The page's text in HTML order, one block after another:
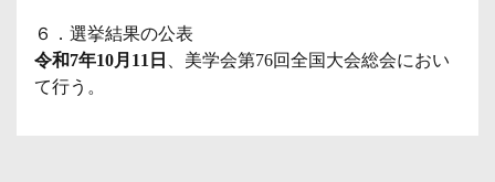
６．選挙結果の公表
令和7年10月11日
、美学会第76回全国大会総会におい
て行う。